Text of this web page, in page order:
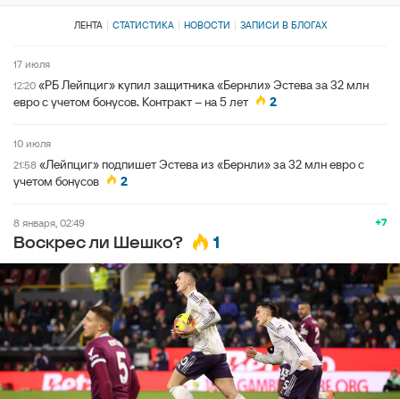
ЛЕНТА СТАТИСТИКА НОВОСТИ ЗАПИСИ В БЛОГАХ
17 июля
12:20 «РБ Лейпциг» купил защитника «Бернли» Эстева за 32 млн
евро с учетом бонусов. Контракт – на 5 лет
2
10 июля
21:58 «Лейпциг» подпишет Эстева из «Бернли» за 32 млн евро с
учетом бонусов
2
+7
8 января, 02:49
Воскрес ли Шешко? 1